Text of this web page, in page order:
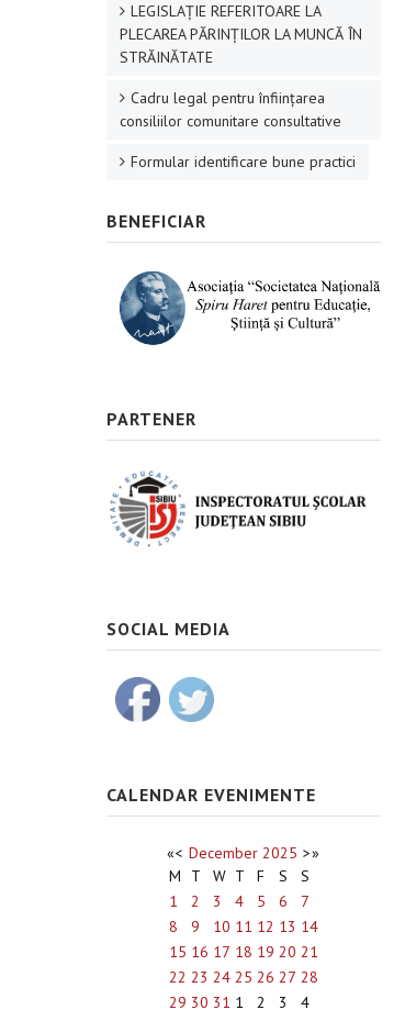
LEGISLAȚIE REFERITOARE LA
PLECAREA PĂRINȚILOR LA MUNCĂ ÎN
STRĂINĂTATE
Cadru legal pentru înființarea
consiliilor comunitare consultative
Formular identificare bune practici
BENEFICIAR
PARTENER
SOCIAL MEDIA
CALENDAR EVENIMENTE
«< December 2025 >»
M
T W T F S
S
1
2 3 4 5 6
7
8
9 10 11 12 13 14
15 16 17 18 19 20 21
22 23 24 25 26 27 28
29 30 31 1 2 3 4